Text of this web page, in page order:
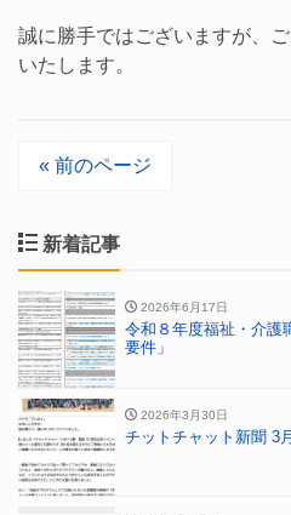
誠に勝手ではございますが、
いたします。
« 前のページ
新着記事
2026年6月17日
令和８年度福祉・介護
要件」
2026年3月30日
チットチャット新聞 3